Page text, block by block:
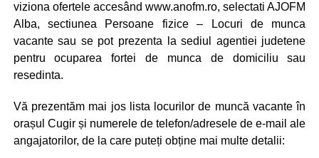
viziona ofertele accesând www.anofm.ro, selectati AJOFM
Alba, sectiunea Persoane fizice – Locuri de munca
vacante sau se pot prezenta la sediul agentiei judetene
pentru ocuparea fortei de munca de domiciliu sau
resedinta.
Vă prezentăm mai jos lista locurilor de muncă vacante în
orașul Cugir și numerele de telefon/adresele de e-mail ale
angajatorilor, de la care puteți obține mai multe detalii: